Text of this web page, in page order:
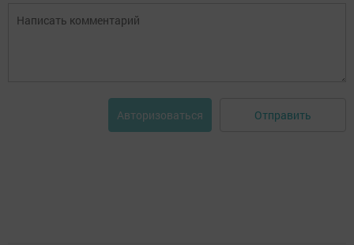
Авторизоваться Отправить